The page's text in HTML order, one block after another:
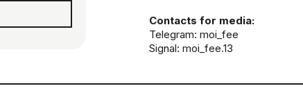
Contacts for media:
Telegram: moi_fee
Signal: moi_fee.13